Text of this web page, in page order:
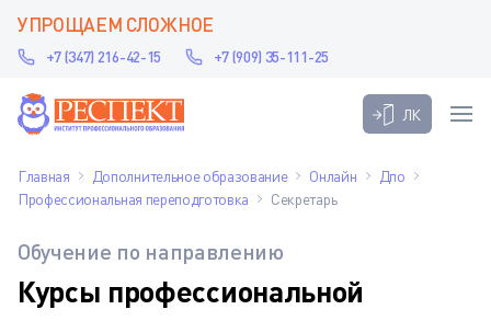
УПРОЩАЕМ СЛОЖНОЕ
+7 (347) 216-42-15 +7 (909) 35-111-25
ЛК
Главная Дополнительное образование Онлайн
Дпо
Профессиональная переподготовка
Секретарь
Обучение по направлению
Курсы профессиональной